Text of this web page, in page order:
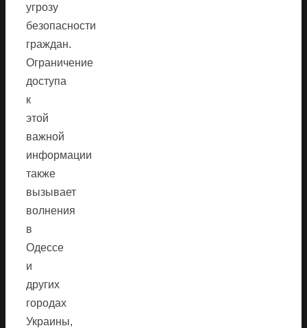
угрозу
безопасности
граждан.
Ограничение
доступа
к
этой
важной
информации
также
вызывает
волнения
в
Одессе
и
других
городах
Украины,